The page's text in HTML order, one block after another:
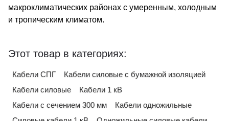
макроклиматических районах с умеренным, холодным
и тропическим климатом.
Этот товар в категориях:
Кабели СПГ
Кабели силовые с бумажной изоляцией
Кабели силовые
Кабели 1 кВ
Кабели с сечением 300 мм
Кабели одножильные